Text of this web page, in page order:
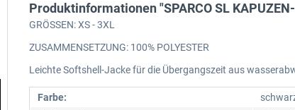
Produktinformationen "SPARCO SL KAPUZEN-
GRÖSSEN: XS - 3XL
ZUSAMMENSETZUNG: 100% POLYESTER
Leichte Softshell-Jacke für die Übergangszeit aus
Farbe: